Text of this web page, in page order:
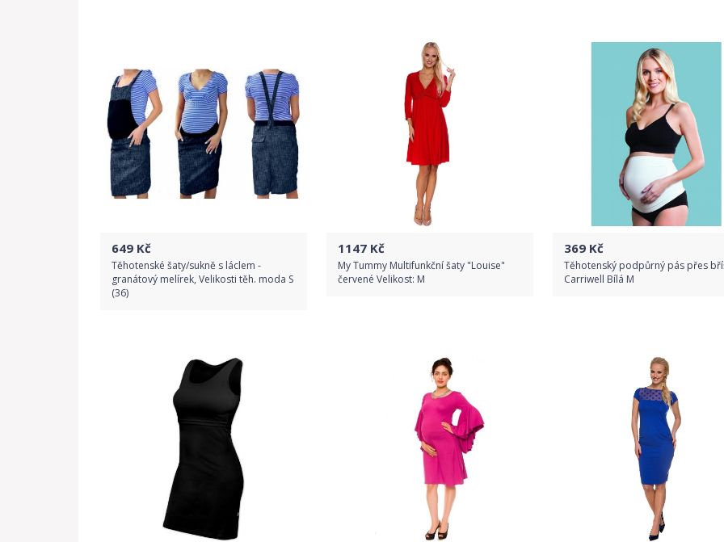
649 Kč
Těhotenské šaty/sukně s láclem -
granátový melírek, Velikosti těh. moda S
(36)
Detail produktu
1147 Kč
My Tummy Multifunkční šaty "Louise"
červené Velikost: M
Detail produktu
369 Kč
Těhotenský podpůrný pás přes
Carriwell Bílá M
Detail produktu